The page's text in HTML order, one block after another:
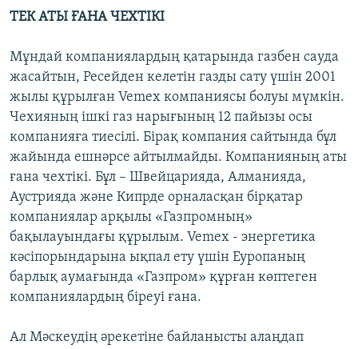
ТЕК АТЫ ҒАНА ЧЕХТІКІ
Мұндай компаниялардың қатарында газбен сауда
жасайтын, Ресейден келетін газды сату үшін 2001
жылы құрылған Vemex компаниясы болуы мүмкін.
Чехияның ішкі газ нарығының 12 пайызы осы
компанияға тиесілі. Бірақ компания сайтында бұл
жайында ешнәрсе айтылмайды. Компанияның аты
ғана чехтікі. Бұл – Швейцарияда, Алманияда,
Аустрияда және Кипрде орналасқан бірқатар
компаниялар арқылы «Газпромның»
бақылауындағы құрылым. Vemex - энергетика
кәсіпорындарына ықпал ету үшін Еуропаның
барлық аумағында «Газпром» құрған көптеген
компаниялардың біреуі ғана.
Ал Мәскеудің әрекетіне байланысты алаңдап